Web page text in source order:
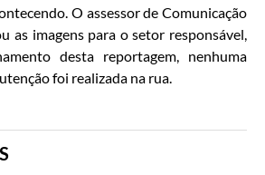
O assessor de Comunicação
as imagens para o setor responsável,
desta reportagem, nenhuma
foi realizada na rua.